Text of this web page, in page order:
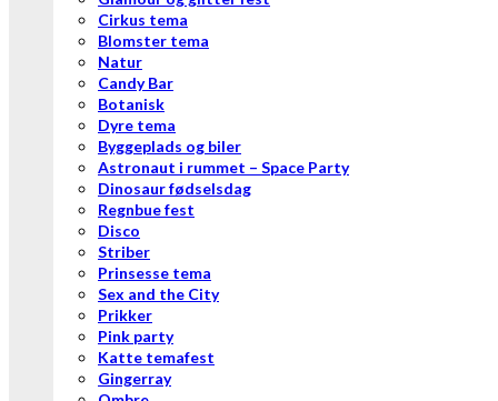
Cirkus tema
Blomster tema
Natur
Candy Bar
Botanisk
Dyre tema
Byggeplads og biler
Astronaut i rummet – Space Party
Dinosaur fødselsdag
Regnbue fest
Disco
Striber
Prinsesse tema
Sex and the City
Prikker
Pink party
Katte temafest
Gingerray